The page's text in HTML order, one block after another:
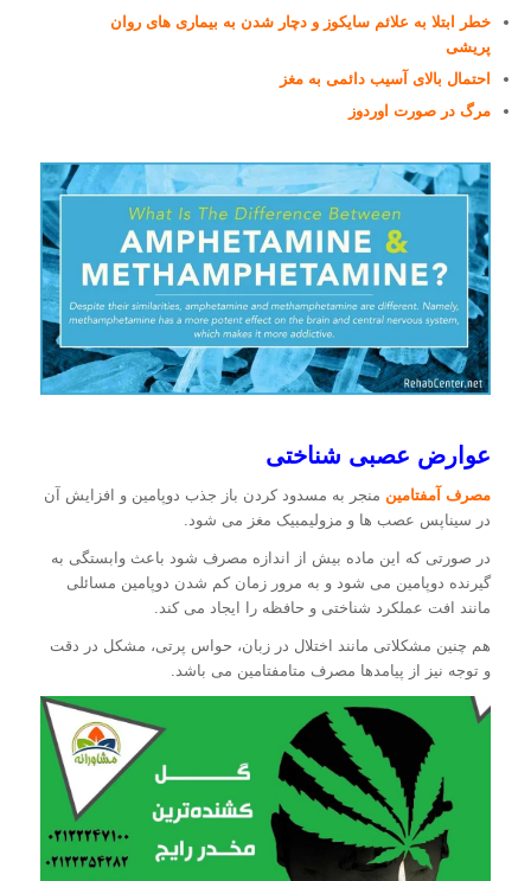
خطر ابتلا به علائم سایکوز و دچار شدن به بیماری های روان
پریشی
احتمال بالای آسیب دائمی به مغز
مرگ در صورت اوردوز
عوارض عصبی شناختی
مصرف آمفتامین منجر به مسدود کردن باز جذب دوپامین و افزایش آن
در سیناپس عصب ها و مزولیمبیک مغز می شود.
در صورتی که این ماده بیش از اندازه مصرف شود باعث وابستگی به
گیرنده دوپامین می شود و به مرور زمان کم شدن دوپامین مسائلی
مانند افت عملکرد شناختی و حافظه را ایجاد می کند.
هم چنین مشکلاتی مانند اختلال در زبان، حواس پرتی، مشکل در دقت
و توجه نیز از پیامدها مصرف متامفتامین می باشد.